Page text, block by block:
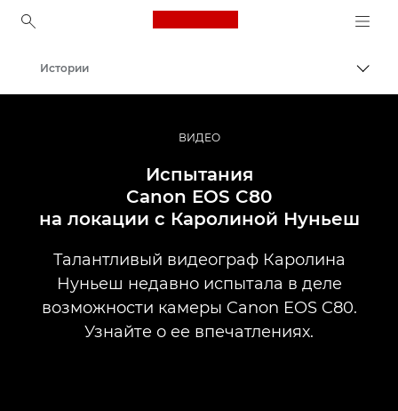
Canon Logo, back to
Профессиональная фото- и видеосъемка
Истории
ВИДЕО
Испытания
Canon EOS C80
на локации с Каролиной Нуньеш
Талантливый видеограф Каролина
Нуньеш недавно испытала в деле
возможности камеры Canon EOS C80.
Узнайте о ее впечатлениях.